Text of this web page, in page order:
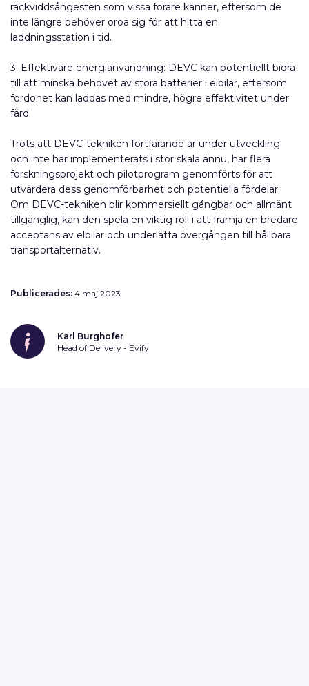
räckviddsångesten som vissa förare känner, eftersom de
inte längre behöver oroa sig för att hitta en
laddningsstation i tid.
3. Effektivare energianvändning: DEVC kan potentiellt bidra
till att minska behovet av stora batterier i elbilar, eftersom
fordonet kan laddas med mindre, högre effektivitet under
färd.
Trots att DEVC-tekniken fortfarande är under utveckling
och inte har implementerats i stor skala ännu, har flera
forskningsprojekt och pilotprogram genomförts för att
utvärdera dess genomförbarhet och potentiella fördelar.
Om DEVC-tekniken blir kommersiellt gångbar och allmänt
tillgänglig, kan den spela en viktig roll i att främja en bredare
acceptans av elbilar och underlätta övergången till hållbara
transportalternativ.
Publicerades: 4 maj 2023
Karl Burghofer
Head of Delivery - Evify